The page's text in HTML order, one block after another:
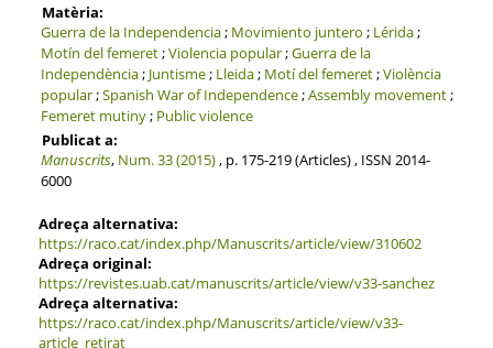
Matèria:
Guerra de la Independencia; Movimiento juntero ; Lérida;
Motín del femeret;Violencia popular;Guerra de la
Independència; Juntisme; Lleida; Motí del femeret;Violència
popular;Spanish War of Independence;Assembly movement;
Femeret mutiny; Public violence
Publicat a:
Manuscrits, Num. 33 (2015), p. 175-219 (Articles) , ISSN 2014-
6000
Adreça alternativa:
https://raco.cat/index.php/Manuscrits/article/view/310602
Adreça original:
https://revistes.uab.cat/manuscrits/article/view/v33-sanchez
Adreça alternativa:
https://raco.cat/index.php/Manuscrits/article/view/v33-
article_retirat